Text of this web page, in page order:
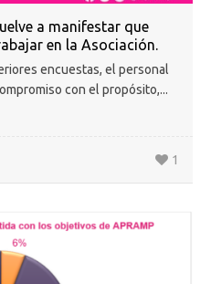
a manifestar que
en la Asociación.
encuestas, el personal
con el propósito,...
1